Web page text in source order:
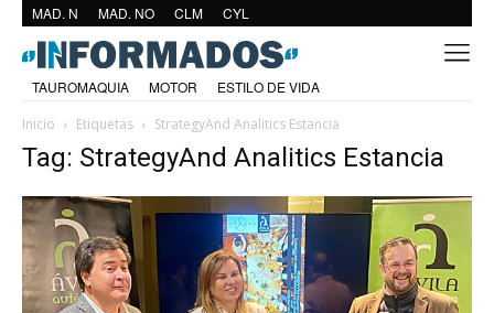
MAD. N MAD. NO CLM CYL
TAUROMAQUIA MOTOR
ESTILO DE VIDA
Inicio
Etiquetas StrategyAnd Analitics Estancia
Tag: StrategyAnd Analitics Estancia